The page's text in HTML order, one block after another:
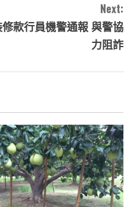
Next:
款行員機警通報 與警協
力阻詐